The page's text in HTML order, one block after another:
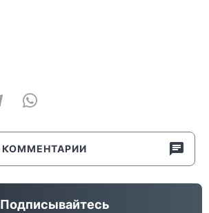
КОММЕНТАРИИ
Подписывайтесь